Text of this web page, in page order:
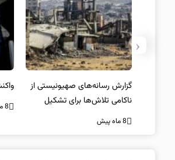
واکنش نتانیاهو به حمله استرالیا
را
‹